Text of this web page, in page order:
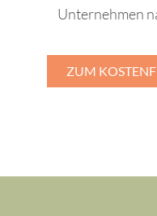
Unternehmen
ZUM